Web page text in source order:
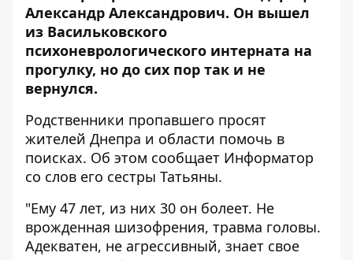
Александр Александрович. Он вышел
из Васильковского
психоневрологического интерната на
прогулку, но до сих пор так и не
вернулся.
Родственники пропавшего просят
жителей Днепра и области помочь в
поисках. Об этом сообщает Информатор
со слов его сестры Татьяны.
"Ему 47 лет, из них 30 он болеет. Не
врожденная шизофрения, травма головы.
Адекватен, не агрессивный, знает свое